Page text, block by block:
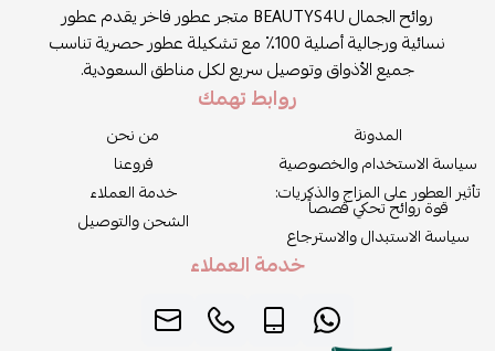
روائح الجمال BEAUTYS4U متجر عطور فاخر يقدم عطور
نسائية ورجالية أصلية 100٪ مع تشكيلة عطور حصرية تناسب
جميع الأذواق وتوصيل سريع لكل مناطق السعودية.
روابط تهمك
المدونة
سياسة الاستخدام والخصوصية
تأثير العطور على المزاج والذكريات:
قوة روائح تحكي قصصاً
سياسة الاستبدال والاسترجاع
من نحن
فروعنا
خدمة العملاء
الشحن والتوصيل
خدمة العملاء